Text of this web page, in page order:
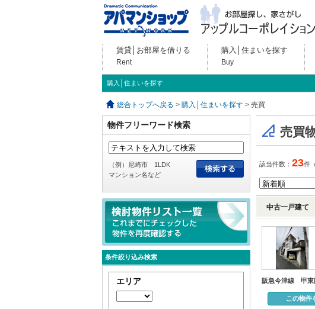
賃貸│お部屋を借りる
Rent
購入│住まいを探す
Buy
購入│住まいを探す
総合トップへ戻る > 購入│住まいを探す > 売買
売買
該当件数： 23件
中古一戸建て
阪急今津線 甲
この物件
物件フリーワード検索
（例）尼崎市 1LDK
マンション名など
条件絞り込み検索
エリア